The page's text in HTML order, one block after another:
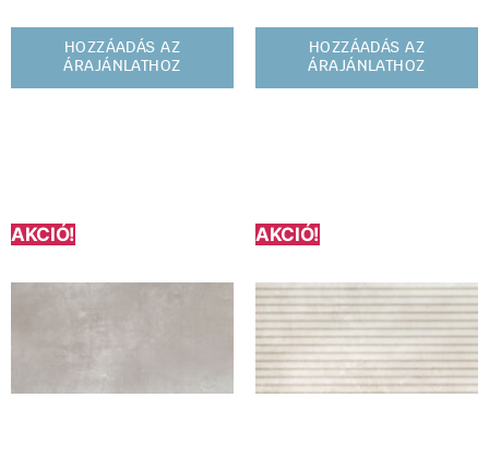
HOZZÁADÁS AZ
ÁRAJÁNLATHOZ
HOZZÁADÁS AZ
ÁRAJÁNLATHOZ
AKCIÓ! AKCIÓ!